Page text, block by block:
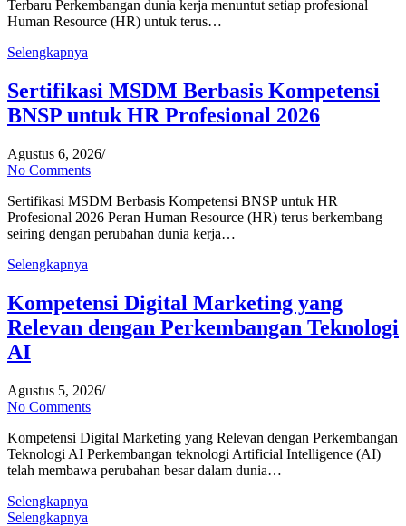
Terbaru Perkembangan dunia kerja menuntut setiap profesional
Human Resource (HR) untuk terus…
Selengkapnya
Sertifikasi MSDM Berbasis Kompetensi
BNSP untuk HR Profesional 2026
Agustus 6, 2026/
No Comments
Sertifikasi MSDM Berbasis Kompetensi BNSP untuk HR
Profesional 2026 Peran Human Resource (HR) terus berkembang
seiring dengan perubahan dunia kerja…
Selengkapnya
Kompetensi Digital Marketing yang
Relevan dengan Perkembangan Teknologi
AI
Agustus 5, 2026/
No Comments
Kompetensi Digital Marketing yang Relevan dengan Perkembangan
Teknologi AI Perkembangan teknologi Artificial Intelligence (AI)
telah membawa perubahan besar dalam dunia…
Selengkapnya
Selengkapnya